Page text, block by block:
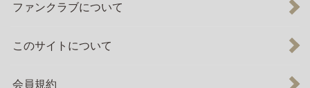
ファンクラブについて
このサイトについて
会員規約